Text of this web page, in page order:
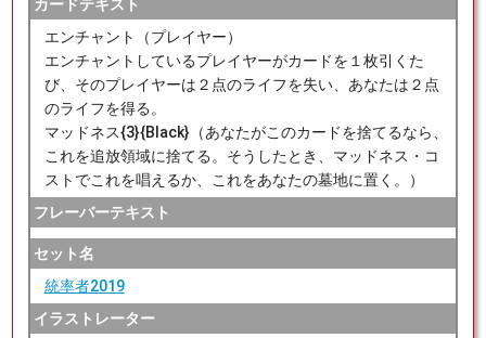
カードテキスト
エンチャント（プレイヤー）
エンチャントしているプレイヤーがカードを１枚引くた
び、そのプレイヤーは２点のライフを失い、あなたは２点
のライフを得る。
マッドネス{3}{Black}（あなたがこのカードを捨てるなら、
これを追放領域に捨てる。そうしたとき、マッドネス・コ
ストでこれを唱えるか、これをあなたの墓地に置く。）
フレーバーテキスト
セット名
統率者2019
イラストレーター